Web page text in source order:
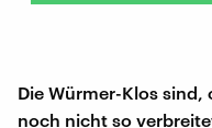
Die Würmer-Klos sind,
noch nicht so